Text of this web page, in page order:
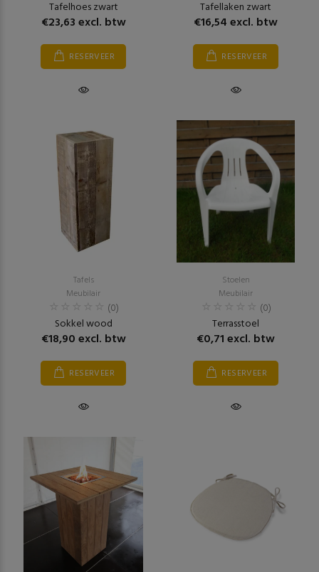
Tafelhoes zwart
€23,63 excl. btw
RESERVEER
Tafellaken zwart
€16,54 excl. btw
RESERVEER
Tafels
Meubilair
(0)
Sokkel wood
€18,90 excl. btw
RESERVEER
Stoelen
Meubilair
(0)
Terrasstoel
€0,71 excl. btw
RESERVEER